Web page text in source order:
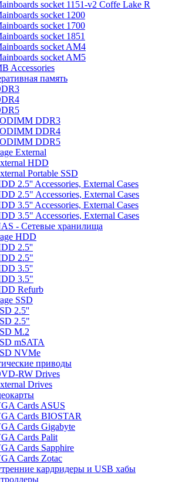
socket 1151-v2 Coffe Lake R
socket 1200
socket 1700
socket 1851
socket AM4
socket AM5
Accessories
память
DDR3
DDR4
DDR5
External
HDD
Portable SSD
2.5'' Accessories, External Cases
2.5" Accessories, External Cases
3.5'' Accessories, External Cases
3.5" Accessories, External Cases
- Сетевые хранилища
HDD
2.5''
2.5"
3.5''
3.5"
Refurb
SSD
2.5''
2.5"
M.2
mSATA
NVMe
приводы
RW Drives
Drives
Cards ASUS
Cards BIOSTAR
Cards Gigabyte
Cards Palit
Cards Sapphire
Cards Zotac
кардридеры и USB хабы